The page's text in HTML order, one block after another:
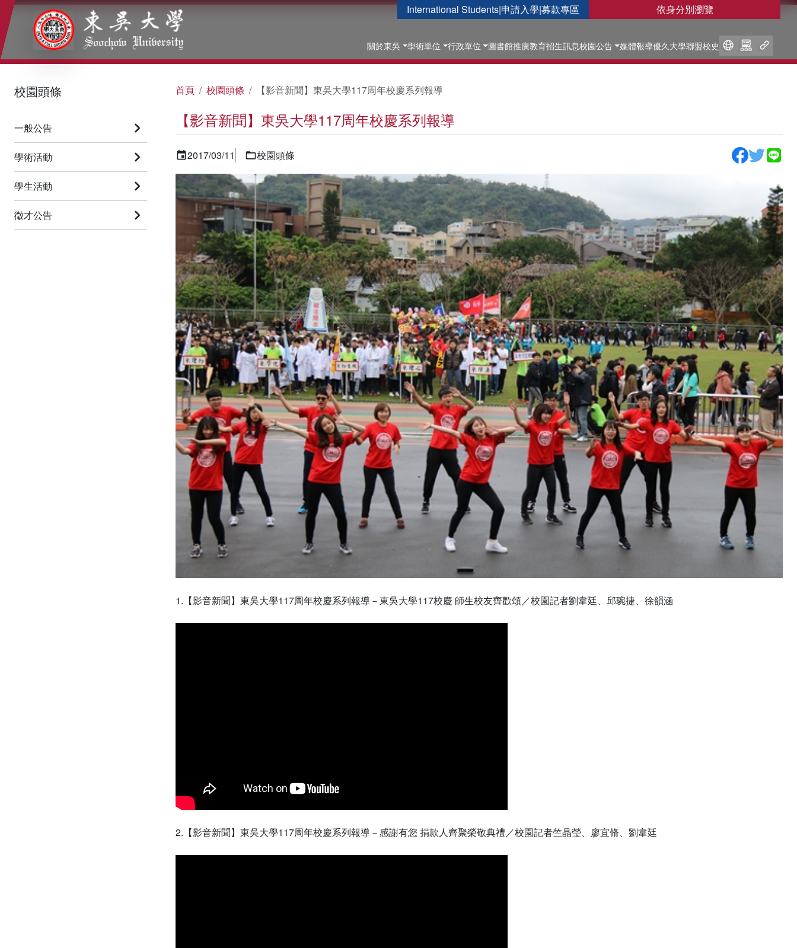
International Students|申請入學|募款專區 依身分別瀏覽
關於東吳 學術單位 行政單位 圖書館推廣教育招生訊息校園公告 媒體報導優久大學聯盟校史
:::
校園頭條
一般公告
學術活動
學生活動
徵才公告
首頁 校園頭條 【影音新聞】東吳大學117周年校慶系列報導
【影音新聞】東吳大學117周年校慶系列報導
2017/03/11 校園頭條
1.【影音新聞】東吳大學117周年校慶系列報導－東吳大學117校慶 師生校友齊歡頌／校園記者劉韋廷、邱琬捷、徐韻涵
2.【影音新聞】東吳大學117周年校慶系列報導－感謝有您 捐款人齊聚榮敬典禮／校園記者竺晶瑩、廖宜脩、劉韋廷